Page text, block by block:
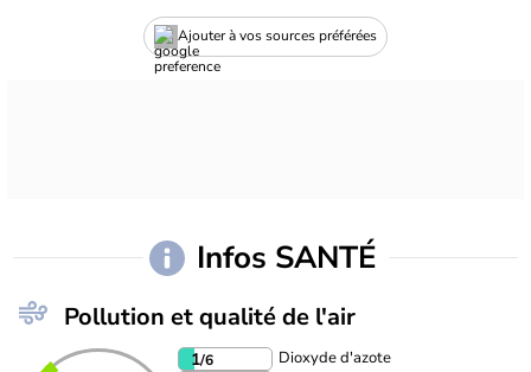
Ajouter à vos sources préférées
Infos SANTÉ
Pollution et qualité de l'air
1/6 Dioxyde d'azote